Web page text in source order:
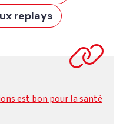
replays
est bon pour la santé